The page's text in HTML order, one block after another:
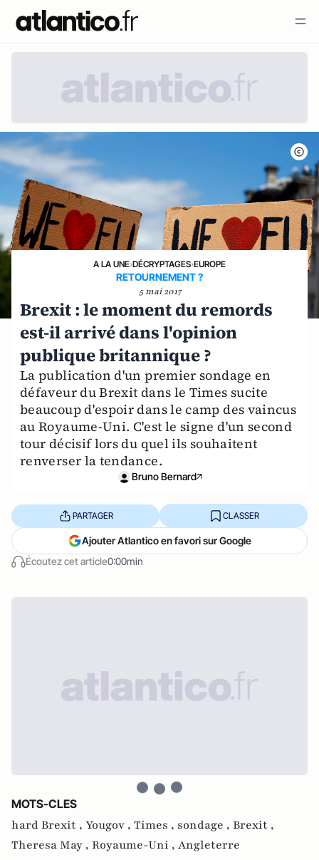
A LA UNE›DÉCRYPTAGES›EUROPE
RETOURNEMENT ?
5 mai 2017
Brexit : le moment du remords
est-il arrivé dans l'opinion
publique britannique ?
La publication d'un premier sondage en
défaveur du Brexit dans le Times sucite
beaucoup d'espoir dans le camp des vaincus
au Royaume-Uni. C'est le signe d'un second
tour décisif lors du quel ils souhaitent
renverser la tendance.
Bruno Bernard
Écoutez cet article0:00min
PARTAGER CLASSER
Ajouter Atlantico en favori sur Google
MOTS-CLES
hard Brexit , Yougov , Times , sondage , Brexit ,
Theresa May , Royaume-Uni , Angleterre